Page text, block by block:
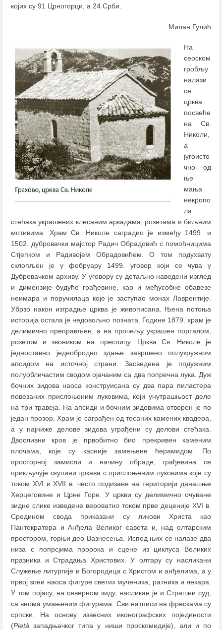
којих су 91 Црногорци, а 24 Срби.
Милан Гулић
На
сеоском
гробљу
налази
се
црква
посвеће
на Св.
Николи,
а
југоисто
чно од
ње
мања
некропо
ла
стећака украшених клесаним аркадама, розетама и биљним
мотивима. Храм Св. Николе саградио је између 1499. и
1502. дубровачки мајстор Радич Обрадовић с помоћницима
Стјепком и Радивојем Обрадовићем. О том подухвату
склопљен је у фебруару 1499. уговор који се чува у
Дубровачком архиву. У уговору су детаљно наведени изглед
и димензије будуће грађевине, као и међусобне обавезе
неимара и поручилаца које је заступао монах Лаврентије.
Убрзо након изградње црква је живописана. Њена потоња
историја остала је недовољно позната. Године 1879. храм је
делимично преправљен, а на прочељу украшен порталом,
розетом и звоником на преслицу. Црква Св. Николе је
једноставно једнобродно здање завршено полукружном
апсидом на источној страни. Засведена је подужним
полуобличастим сводом ојачаним са два попречна лука. Дуж
бочних зидова наоса конструисана су два пара пиластера
повезаних прислоњеним луковима, који унутрашњост деле
на три травеја. На апсиди и бочним зидовима отворен је по
један прозор. Храм је саграђен од тесаних камених квадера,
а у најниже делове зидова уграђени су делови стећака.
Двосливни кров је првобитно био прекривен каменим
плочама, које су касније замењене ћерамидом. По
просторној замисли и начину обраде, грађевина се
прикључује скупини цркава с прислоњеним луковима које су
током XVI и XVII в. често подизане на територији данашње
Херцеговине и Црне Горе. У цркви су делимично очуване
зидне слике изведене вероватно током прве деценије XVI в.
Средином свода приказани су ликови Христа као
Пантократора и Анђела Великог савета и, над олтарским
простором, горњи део Вазнесења. Испод њих се налазе два
низа с попрсјима пророка и сцене из циклуса Великих
празника и Страдања Христових. У олтару су насликани
Служење литургије и Богородица с Христом и анђелима, а у
првој зони наоса фигуре светих мученика, ратника и лекара.
У том појасу, на северном зиду, насликан je и Страшни суд,
са веома умањеним фигурама. Сви натписи на фрескама су
српски. На основу извесних иконографских појединости
(Pietà западњачког типа у ниши проскомидије), али и по